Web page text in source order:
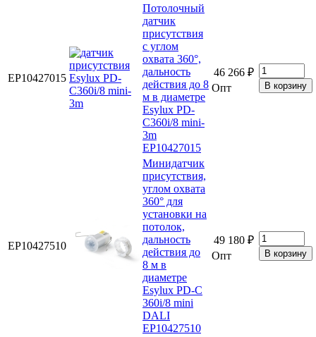
EP10427015
Потолочный
датчик
присутствия
с углом
охвата 360°,
дальность
действия до 8
м в диаметре
Esylux PD-
C360i/8 mini-
3m
EP10427015
46 266 ₽
Опт
EP10427510
Минидатчик
присутствия,
углом охвата
360° для
установки на
потолок,
дальность
действия до
8 м в
диаметре
Esylux PD-C
360i/8 mini
DALI
EP10427510
49 180 ₽
Опт